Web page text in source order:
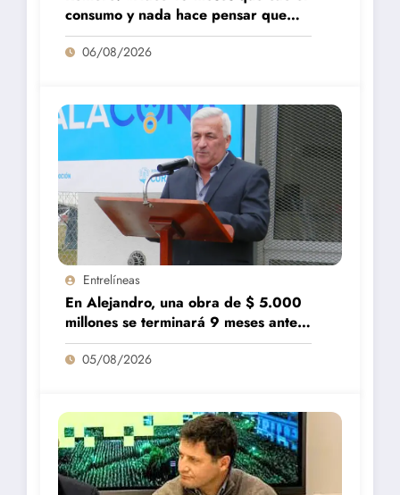
consumo y nada hace pensar que
vaya a repuntar»
06/08/2026
Entrelíneas
En Alejandro, una obra de $ 5.000
millones se terminará 9 meses antes
de lo previsto
05/08/2026